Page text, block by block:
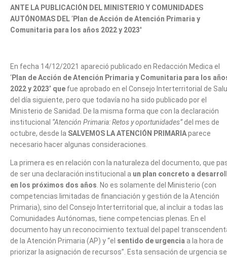
ANTE LA PUBLICACIÓN DEL MINISTERIO Y COMUNIDADES
AUTÓNOMAS DEL‘Plan de Acción de Atención Primaria y
Comunitaria para los años 2022 y 2023′
En fecha 14/12/2021 apareció publicado en Redacción Medica el
‘Plan de Acción de Atención Primaria y Comunitaria para los
2022 y 2023’ que fue aprobado en el Consejo Interterritorial de
del día siguiente, pero que todavía no ha sido publicado por el
Ministerio de Sanidad. De la misma forma que con la declaración
institucional “Atención Primaria: Retos y oportunidades”del mes de
octubre, desde la SALVEMOS LA ATENCIÓN PRIMARIAparece
necesario hacer algunas consideraciones.
La primera es en relación con la naturaleza del documento, que
de ser una declaración institucional a un plan concreto a
en los próximos dos años . No es solamente del Ministerio (con
competencias limitadas de financiación y gestión de la Atención
Primaria), sino del Consejo Interterritorial que, al incluir a todas las
Comunidades Autónomas, tiene competencias plenas. En el
documento hay un reconocimiento textual del papel
de la Atención Primaria (AP) y “el sentido de urgencia a la hora de
priorizar la asignación de recursos”. Esta sensación de urgencia se